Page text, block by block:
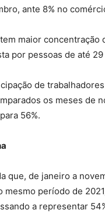
ante 8% no
maior concentração
por pessoas de até 29
de
os meses de
56%.
que, de janeiro a
mesmo período de
a representar